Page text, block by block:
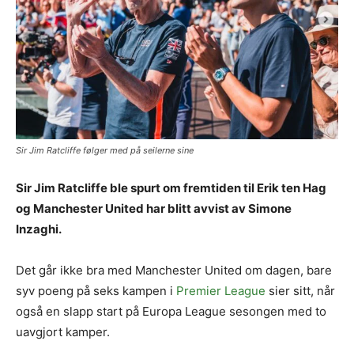
Sir Jim Ratcliffe følger med på seilerne sine
Sir Jim Ratcliffe ble spurt om fremtiden til Erik ten Hag
og Manchester United har blitt avvist av Simone
Inzaghi.
Det går ikke bra med Manchester United om dagen, bare
syv poeng på seks kampen i Premier League sier sitt, når
også en slapp start på Europa League sesongen med to
uavgjort kamper.